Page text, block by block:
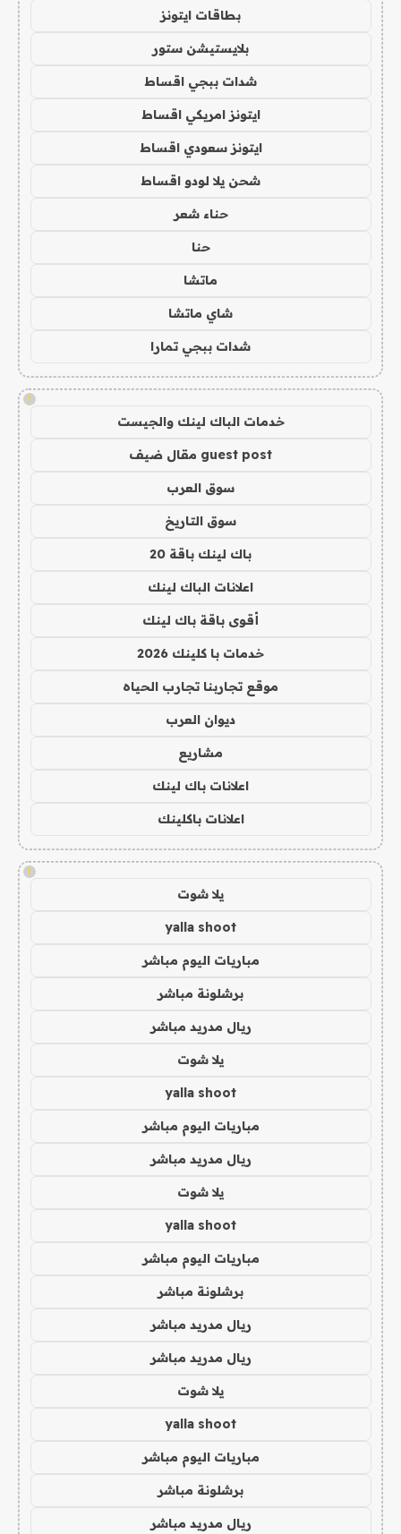
بطاقات ايتونز
بلايستيشن ستور
شدات ببجي اقساط
ايتونز امريكي اقساط
ايتونز سعودي اقساط
شحن يلا لودو اقساط
حناء شعر
حنا
ماتشا
شاي ماتشا
شدات ببجي تمارا
!
خدمات الباك لينك والجيست
guest post مقال ضيف
سوق العرب
سوق التاريخ
باك لينك باقة 20
اعلانات الباك لينك
أقوى باقة باك لينك
خدمات با كلينك 2026
موقع تجاربنا تجارب الحياه
ديوان العرب
مشاريع
اعلانات باك لينك
اعلانات باكلينك
!
يلا شوت
yalla shoot
مباريات اليوم مباشر
برشلونة مباشر
ريال مدريد مباشر
يلا شوت
yalla shoot
مباريات اليوم مباشر
ريال مدريد مباشر
يلا شوت
yalla shoot
مباريات اليوم مباشر
برشلونة مباشر
ريال مدريد مباشر
ريال مدريد مباشر
يلا شوت
yalla shoot
مباريات اليوم مباشر
برشلونة مباشر
ريال مدريد مباشر